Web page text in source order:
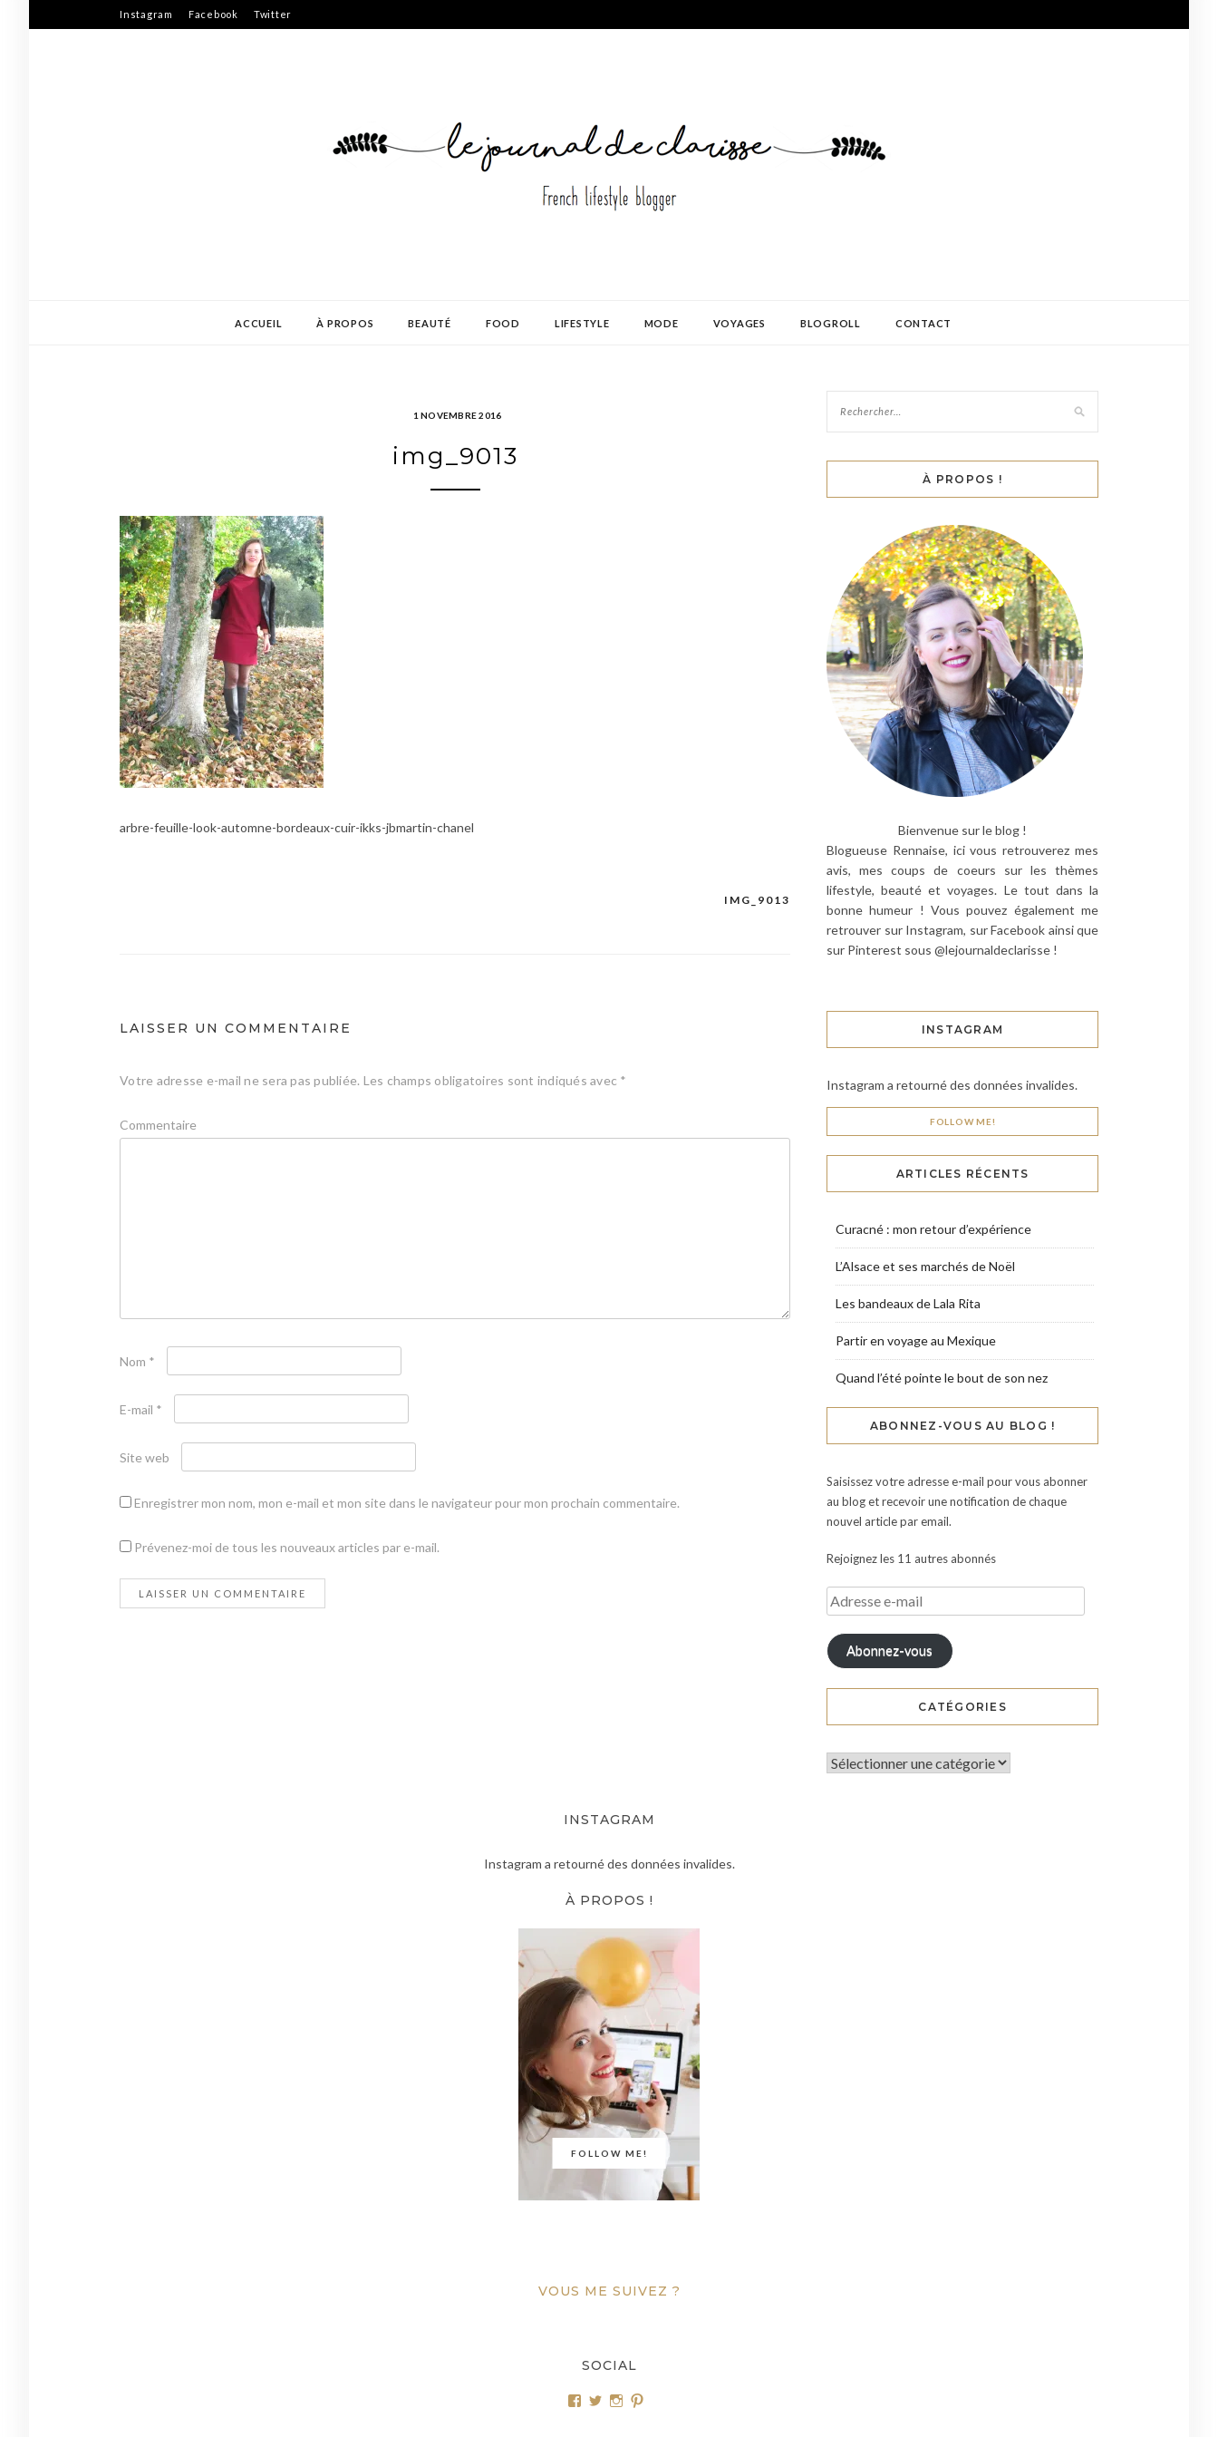
to
Instagram Facebook Twitter
ACCUEIL À PROPOS BEAUTÉ FOOD LIFESTYLE MODE VOYAGES BLOGROLL CONTACT
1 NOVEMBRE 2016
img_9013
arbre-feuille-look-automne-bordeaux-cuir-ikks-jbmartin-chanel
IMG_9013
LAISSER UN COMMENTAIRE
Votre adresse e-mail ne sera pas publiée. Les champs obligatoires sont indiqués avec *
Commentaire
Nom *
E-mail *
Site web
Enregistrer mon nom, mon e-mail et mon site dans le navigateur pour mon prochain commentaire.
Prévenez-moi de tous les nouveaux articles par e-mail.
À PROPOS !
Bienvenue sur le blog !
Blogueuse Rennaise, ici vous retrouverez mes
avis, mes coups de coeurs sur les thèmes
lifestyle, beauté et voyages. Le tout dans la
bonne humeur ! Vous pouvez également me
retrouver sur Instagram, sur Facebook ainsi que
sur Pinterest sous @lejournaldeclarisse !
INSTAGRAM
Instagram a retourné des données invalides.
FOLLOW ME!
ARTICLES RÉCENTS
Curacné : mon retour d’expérience
L’Alsace et ses marchés de Noël
Les bandeaux de Lala Rita
Partir en voyage au Mexique
Quand l’été pointe le bout de son nez
ABONNEZ-VOUS AU BLOG !
Saisissez votre adresse e-mail pour vous abonner
au blog et recevoir une notification de chaque
nouvel article par email.
Rejoignez les 11 autres abonnés
Abonnez-vous
CATÉGORIES
INSTAGRAM
Instagram a retourné des données invalides.
FOLLOW ME!
À PROPOS !
VOUS ME SUIVEZ ?
SOCIAL
Voir Voir Voir